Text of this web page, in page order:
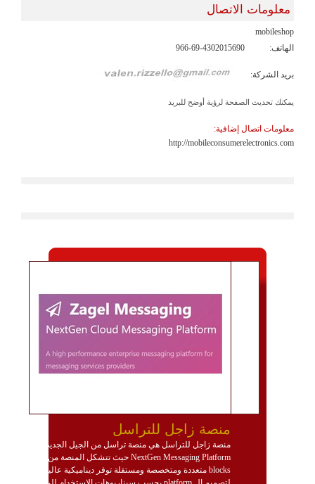
معلومات الاتصال
mobileshop
الهاتف:
966-69-4302015690
بريد الشركة:
يمكنك تحديث الصفحة لرؤية أوضح للبريد
معلومات اتصال إضافية:
http://mobileconsumerelectronics.com
منصة زاجل للتراسل
منصة زاجل للتراسل هي منصة تراسل من الجيل الجديد
NextGen Messaging Platform حيث تتشكل المنصة من
blocks متعددة ومتخصصة ومستقلة توفر ديناميكية عالية